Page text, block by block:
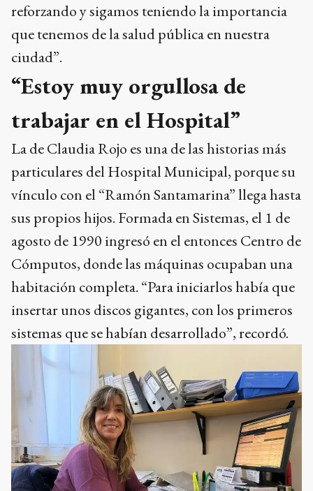
reforzando y sigamos teniendo la importancia
que tenemos de la salud pública en nuestra
ciudad”.
“Estoy muy orgullosa de
trabajar en el Hospital”
La de Claudia Rojo es una de las historias más
particulares del Hospital Municipal, porque su
vínculo con el “Ramón Santamarina” llega hasta
sus propios hijos. Formada en Sistemas, el 1 de
agosto de 1990 ingresó en el entonces Centro de
Cómputos, donde las máquinas ocupaban una
habitación completa. “Para iniciarlos había que
insertar unos discos gigantes, con los primeros
sistemas que se habían desarrollado”, recordó.